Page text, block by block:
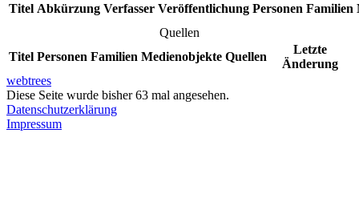
Titel Abkürzung Verfasser Veröffentlichung Personen Familien
Quellen
Titel Personen Familien Medienobjekte Quellen
Letzte
Änderung
webtrees
Diese Seite wurde bisher63 mal angesehen.
Datenschutzerklärung
Impressum